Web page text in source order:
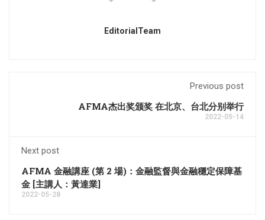
EditorialTeam
Previous post
AFMA杰出奖颁奖 在北京、台北分别举行
2022-05-14
Next post
AFMA 金融講座 (第 2 場)：金融監督與金融穩定保障基
金 [主講人：黃達業]
2022-05-28